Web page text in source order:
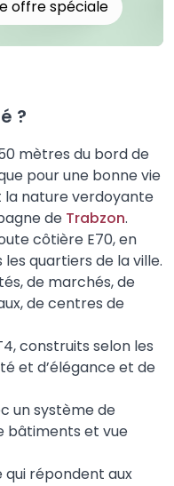
offre spéciale
?
mètres du bord de
pour une bonne vie
la nature verdoyante
de Trabzon.
côtière E70, en
quartiers de la ville.
de marchés, de
de centres de
construits selon les
et d’élégance et de
un système de
bâtiments et vue
qui répondent aux